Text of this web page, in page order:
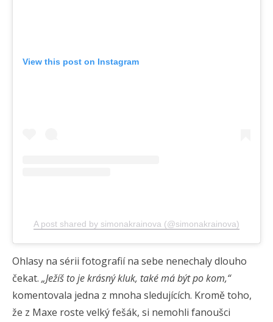
View this post on Instagram
A post shared by simonakrainova (@simonakrainova)
Ohlasy na sérii fotografií na sebe nenechaly dlouho
čekat. „Ježíš to je krásný kluk, také má být po kom,“
komentovala jedna z mnoha sledujících. Kromě toho,
že z Maxe roste velký fešák, si nemohli fanoušci